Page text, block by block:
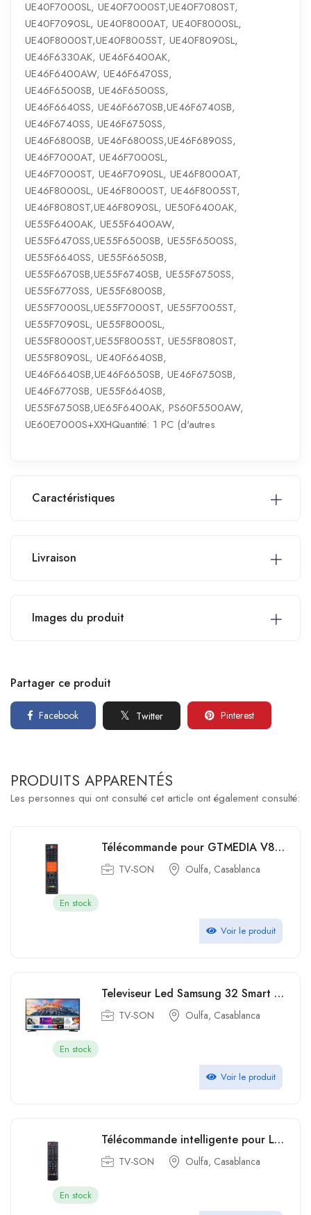
UE40F7000SL, UE40F7000ST,UE40F7080ST,
UE40F7090SL, UE40F8000AT, UE40F8000SL,
UE40F8000ST,UE40F8005ST, UE40F8090SL,
UE46F6330AK, UE46F6400AK,
UE46F6400AW, UE46F6470SS,
UE46F6500SB, UE46F6500SS,
UE46F6640SS, UE46F6670SB,UE46F6740SB,
UE46F6740SS, UE46F6750SS,
UE46F6800SB, UE46F6800SS,UE46F6890SS,
UE46F7000AT, UE46F7000SL,
UE46F7000ST, UE46F7090SL, UE46F8000AT,
UE46F8000SL, UE46F8000ST, UE46F8005ST,
UE46F8080ST,UE46F8090SL, UE50F6400AK,
UE55F6400AK, UE55F6400AW,
UE55F6470SS,UE55F6500SB, UE55F6500SS,
UE55F6640SS, UE55F6650SB,
UE55F6670SB,UE55F6740SB, UE55F6750SS,
UE55F6770SS, UE55F6800SB,
UE55F7000SL,UE55F7000ST, UE55F7005ST,
UE55F7090SL, UE55F8000SL,
UE55F8000ST,UE55F8005ST, UE55F8080ST,
UE55F8090SL, UE40F6640SB,
UE46F6640SB,UE46F6650SB, UE46F6750SB,
UE46F6770SB, UE55F6640SB,
UE55F6750SB,UE65F6400AK, PS60F5500AW,
UE60E7000S+XXHQuantité: 1 PC (d'autres
Caractéristiques
Livraison
Images du produit
Partager ce produit
Facebook Twitter Pinterest
PRODUITS APPARENTÉS
Les personnes qui ont consulté cet article ont également consulté:
Télécommande pour GTMEDIA V8 NOVA-V8 PRO2
TV-SON Oulfa, Casablanca
En stock
Voir le produit
Televiseur Led Samsung 32 Smart Tv HD Récepteur Intégré TNT HDMI 32T5300
TV-SON Oulfa, Casablanca
En stock
Voir le produit
Télécommande intelligente pour LG TV LED Smart Universelle Remplacement
TV-SON Oulfa, Casablanca
En stock